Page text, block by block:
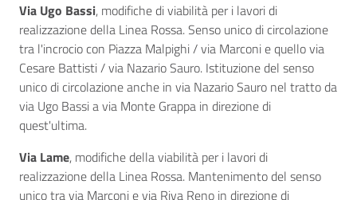
Via Ugo Bassi, modifiche di viabilità per i lavori di
realizzazione della Linea Rossa. Senso unico di circolazione
tra l'incrocio con Piazza Malpighi / via Marconi e quello via
Cesare Battisti / via Nazario Sauro. Istituzione del senso
unico di circolazione anche in via Nazario Sauro nel tratto da
via Ugo Bassi a via Monte Grappa in direzione di
quest'ultima.
Via Lame, modifiche della viabilità per i lavori di
realizzazione della Linea Rossa. Mantenimento del senso
unico tra via Marconi e via Riva Reno in direzione di